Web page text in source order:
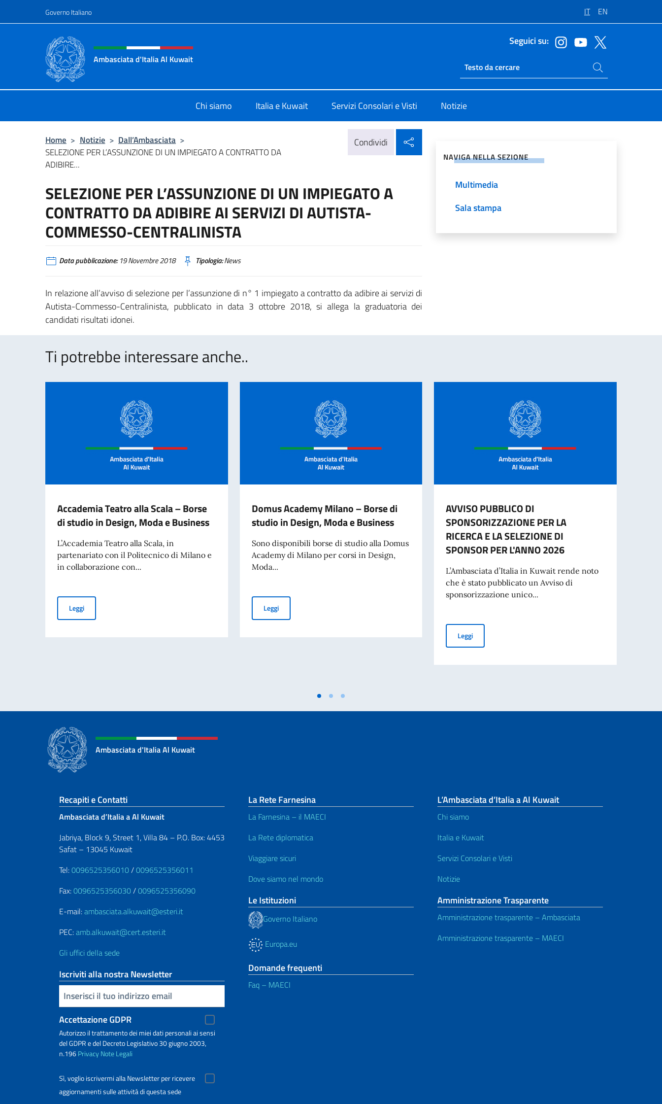
Governo Italiano IT EN
Intestazione sito, social e menù
Ambasciata d'Italia Al Kuwait
Seguici su:
Ricerca sito live
Cerca nel sito
Chi siamo Italia e Kuwait Servizi Consolari e Visti Notizie
Home > Notizie > Dall’Ambasciata >
SELEZIONE PER L’ASSUNZIONE DI UN IMPIEGATO A CONTRATTO DA
ADIBIRE...
Condividi
SELEZIONE PER L’ASSUNZIONE DI UN IMPIEGATO A
CONTRATTO DA ADIBIRE AI SERVIZI DI AUTISTA-
COMMESSO-CENTRALINISTA
Data pubblicazione:19 Novembre 2018 Tipologia:News
In relazione all’avviso di selezione per l’assunzione di n° 1 impiegato a contratto da adibire ai servizi di
Autista-Commesso-Centralinista, pubblicato in data 3 ottobre 2018, si allega la graduatoria dei
candidati risultati idonei.
NAVIGA NELLA SEZIONE
Multimedia
Sala stampa
Ti potrebbe interessare anche..
Accademia Teatro alla Scala – Borse
di studio in Design, Moda e Business
L’Accademia Teatro alla Scala, in
partenariato con il Politecnico di Milano e
in collaborazione con...
LeggiAccademia Teatro alla Scala – Borse di studio in Design, Moda e Business
Domus Academy Milano – Borse di
studio in Design, Moda e Business
Sono disponibili borse di studio alla Domus
Academy di Milano per corsi in Design,
Moda...
LeggiDomus Academy Milano – Borse di studio in Design, Moda e Business
AVVISO PUBBLICO DI
SPONSORIZZAZIONE PER LA
RICERCA E LA SELEZIONE DI
SPONSOR PER L'ANNO 2026
L’Ambasciata d’Italia in Kuwait rende noto
che è stato pubblicato un Avviso di
sponsorizzazione unico...
LeggiAVVISO PUBBLICO DI SPONSORIZZAZIONE PER LA RICERCA E
Ambasciata d'Italia Al Kuwait
Sezione footer
Recapiti e Contatti
Ambasciata d’Italia a Al Kuwait
Jabriya, Block 9, Street 1, Villa 84 – P.O. Box: 4453
Safat – 13045 Kuwait
Tel:0096525356010/0096525356011
Fax:0096525356030/0096525356090
E-mail:ambasciata.alkuwait@esteri.it
PEC:amb.alkuwait@cert.esteri.it
Gli uffici della sede
Iscriviti alla nostra Newsletter
Inserisci la tua email
Accettazione GDPR
Autorizzo il trattamento dei miei dati personali ai sensi
del GDPR e del Decreto Legislativo 30 giugno 2003,
n.196PrivacyNote Legali
Sì, voglio iscrivermi alla Newsletter per ricevere
aggiornamenti sulle attività di questa sede
La Rete Farnesina
La Farnesina – il MAECI
La Rete diplomatica
Viaggiare sicuri
Dove siamo nel mondo
Le Istituzioni
Governo Italiano
Europa.eu
Domande frequenti
Faq – MAECI
L’Ambasciata d’Italia a Al Kuwait
Chi siamo
Italia e Kuwait
Servizi Consolari e Visti
Notizie
Amministrazione Trasparente
Amministrazione trasparente – Ambasciata
Amministrazione trasparente – MAECI